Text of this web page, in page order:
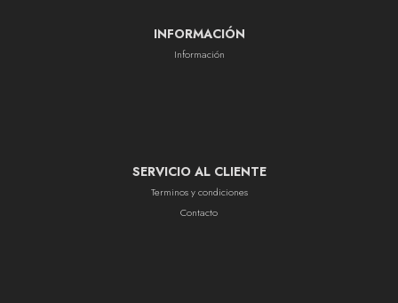
INFORMACIÓN
Información
SERVICIO AL CLIENTE
Terminos y condiciones
Contacto